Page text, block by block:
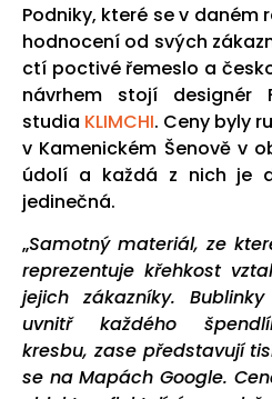
Podniky, které se v daném
hodnocení od svých
ctí poctivé řemeslo a
návrhem stojí designér
studia KLIMCHI. Ceny byly
v Kamenickém Šenově v
údolí a každá z nich je
jedinečná.
„Samotný materiál, ze
reprezentuje křehkost
jejich zákazníky.
uvnitř každého
kresbu, zase představují
se na Mapách Google.